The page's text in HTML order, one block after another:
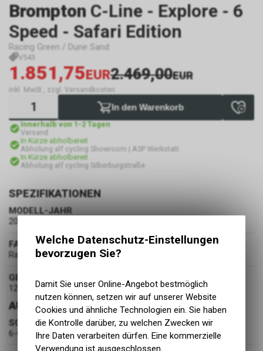
Brompton C-Line - Explore - 6
Speed - Safari Edition
Racing Green / Dune Sand
V543
1.851,75EUR2.469,00EUR
inkl. MwSt., zzgl. Versandkosten
In den Warenkorb
Innerhalb von 1-2 Tagen
Versand
In Kürze abholbereit
Abholung alf cycling Showroom | ASP Werkstatt
In Kürze abholbereit
Abholung alf cycling Silberburgstraße
SPEZIFIKATIONEN
MODELL-JAHR
2024
FARBE
Racing Green / Dune Sand
GEWICHT
12.3 kg
AUSSTATTUNG
SCHALTUNG
6-Gang
Welche Datenschutz-Einstellungen
bevorzugen Sie?
Damit Sie unser Online-Angebot bestmöglich
nutzen können, setzen wir auf unserer Website
Cookies und ähnliche Technologien ein. Sie haben
die Kontrolle darüber, zu welchen Zwecken wir
Ihre Daten verarbeiten dürfen. Eine kommerzielle
Verwendung ist ausgeschlossen.